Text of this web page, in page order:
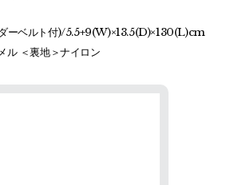
ーベルト付)/5.5+9(W)×13.5(D)×130(L)cm
ル ＜裏地＞ナイロン